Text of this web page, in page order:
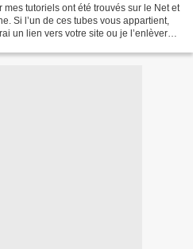
tutoriels ont été trouvés sur le Net et
Si l’un de ces tubes vous appartient,
un lien vers votre site ou je l’enlèverai